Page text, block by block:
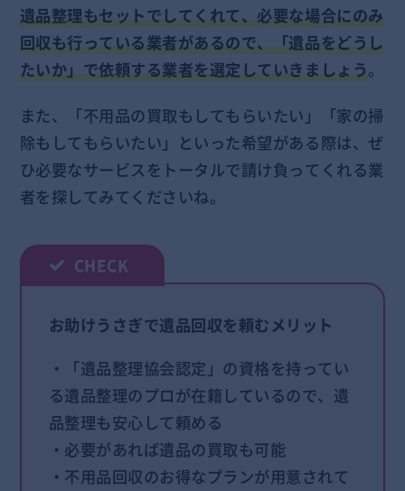
遺品整理もセットでしてくれて、必要な場合にのみ
回収も行っている業者があるので、「遺品をどうし
たいか」で依頼する業者を選定していきましょう。
また、「不用品の買取もしてもらいたい」「家の掃
除もしてもらいたい」といった希望がある際は、ぜ
ひ必要なサービスをトータルで請け負ってくれる業
者を探してみてくださいね。
お助けうさぎで遺品回収を頼むメリット
・「遺品整理協会認定」の資格を持ってい
る遺品整理のプロが在籍しているので、遺
品整理も安心して頼める
・必要があれば遺品の買取も可能
・不用品回収のお得なプランが用意されて